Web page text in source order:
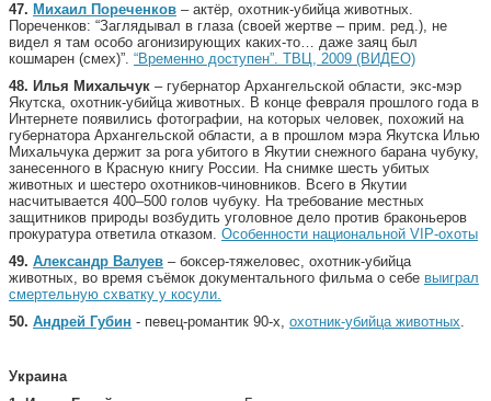
47. Михаил Пореченков – актёр, охотник-убийца животных.
Пореченков: “Заглядывал в глаза (своей жертве – прим. ред.), не
видел я там особо агонизирующих каких-то… даже заяц был
кошмарен (смех)”. “Временно доступен”. ТВЦ, 2009 (ВИДЕО)
48. Илья Михальчук – губернатор Архангельской области, экс-мэр
Якутска, охотник-убийца животных. В конце февраля прошлого года в
Интернете появились фотографии, на которых человек, похожий на
губернатора Архангельской области, а в прошлом мэра Якутска Илью
Михальчука держит за рога убитого в Якутии снежного барана чубуку,
занесенного в Красную книгу России. На снимке шесть убитых
животных и шестеро охотников-чиновников. Всего в Якутии
насчитывается 400–500 голов чубуку. На требование местных
защитников природы возбудить уголовное дело против браконьеров
прокуратура ответила отказом. Особенности национальной VIP-охоты
49. Александр Валуев – боксер-тяжеловес, охотник-убийца
животных, во время съёмок документального фильма о себе выиграл
смертельную схватку у косули.
50. Андрей Губин - певец-романтик 90-х, охотник-убийца животных.
Украина